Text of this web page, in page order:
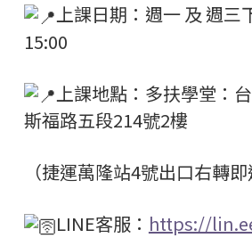
上課日期：週一 及 週
15:00
上課地點：多扶學堂：
斯福路五段214號2樓
（捷運萬隆站4號出口右轉即
LINE客服： https://